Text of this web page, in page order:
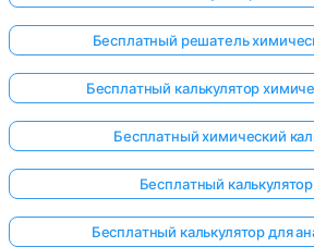
Бесплатный решатель
Бесплатный калькулятор
Бесплатный химический
Бесплатный калькулятор
Бесплатный калькулятор для